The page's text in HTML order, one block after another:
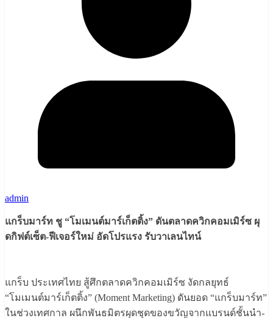
admin
แกร็บมาร์ท ชู “โมเมนต์มาร์เก็ตติ้ง” ดันตลาดควิกคอมเมิร์ซ ผุ
ดกิฟต์เซ็ต-ฟีเจอร์ใหม่ อัดโปรแรง รับวาเลนไทน์
แกร็บ ประเทศไทย สู้ศึกตลาดควิกคอมเมิร์ซ งัดกลยุทธ์
“โมเมนต์มาร์เก็ตติ้ง” (Moment Marketing) ดันยอด “แกร็บมาร์ท”
ในช่วงเทศกาล ผนึกพันธมิตรผุดชุดของขวัญจากแบรนด์ชั้นนำ-